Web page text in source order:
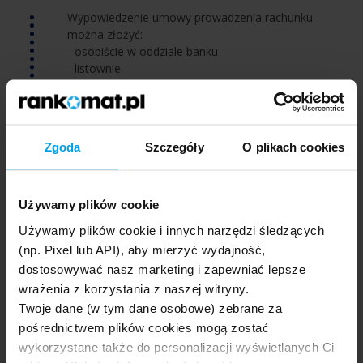
Zgoda Szczegóły O plikach cookies
Używamy plików cookie
Używamy plików cookie i innych narzędzi śledzących
(np. Pixel lub API), aby mierzyć wydajność,
dostosowywać nasz marketing i zapewniać lepsze
wrażenia z korzystania z naszej witryny.
Twoje dane (w tym dane osobowe) zebrane za
pośrednictwem plików cookies mogą zostać
wykorzystane także do personalizacji wyświetlanych Ci
Wypowiedzenie umowy prowadzenia rachunku
można złożyć:
- osobiście w oddziale banku
- listownie
- telefonicznie - za pośrednictwem infolinii lub
kontaktując się z oddziałem
złożenia dyspozycji.
Potrzebne dokumenty
Podstawą zamknięcia rachunku jest wypowiedzenie,
które powinno zawierać:
- dane osobowe
- PESEL lub numer klienta
- numer rachunku bankowego, który ma zostać
zamknięty
- numer rachunku bankowego, na który mają zostać
przekazane ewentualne nadwyżki salda